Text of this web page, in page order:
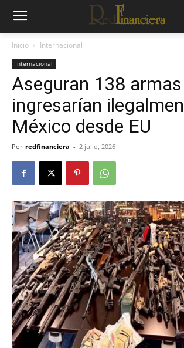
Inicio Internacional
Internacional
Aseguran 138
ingresarían
México desde EU
Por redfinanciera - 2 julio, 2026